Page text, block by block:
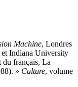
Machine, Londres
Indiana University
du français, La
» Culture, volume